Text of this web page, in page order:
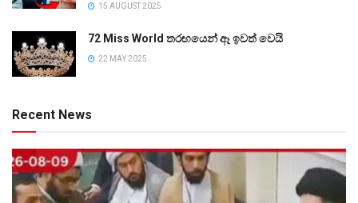
15 AUGUST 2025
72 Miss World තරඟයෙන් ඈ ඉවත් වෙයි
22 MAY 2025
Recent News